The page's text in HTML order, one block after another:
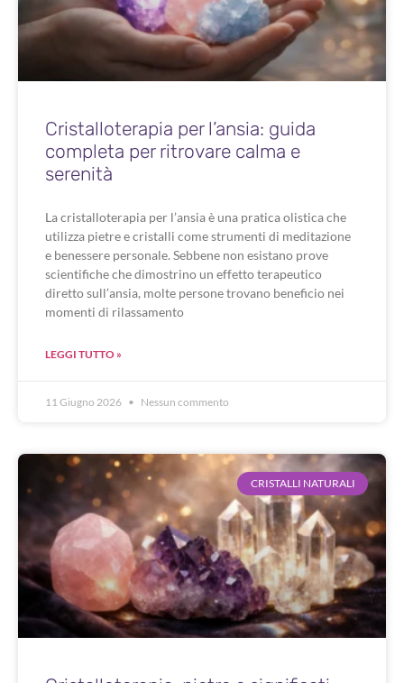
Cristalloterapia per l’ansia: guida
completa per ritrovare calma e
serenità
La cristalloterapia per l’ansia è una pratica olistica che
utilizza pietre e cristalli come strumenti di meditazione
e benessere personale. Sebbene non esistano prove
scientifiche che dimostrino un effetto terapeutico
diretto sull’ansia, molte persone trovano beneficio nei
momenti di rilassamento
LEGGI TUTTO »
11 Giugno 2026 Nessun commento
CRISTALLI NATURALI